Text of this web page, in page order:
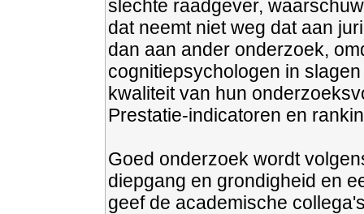
slechte raadgever,
dat neemt niet weg dat aan
dan aan ander onderzoek,
cognitiepsychologen in
kwaliteit van hun
Prestatie-indicatoren en
Goed onderzoek wordt
diepgang en grondigheid en
geef de academische